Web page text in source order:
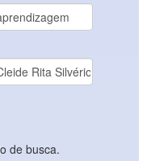
de busca.